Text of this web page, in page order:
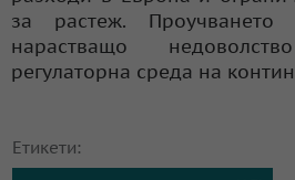
за растеж.
нарастващо
регулаторна среда на
Етикети: